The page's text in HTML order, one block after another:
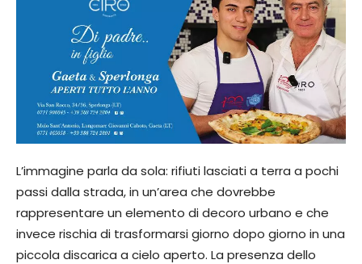
L’immagine parla da sola: rifiuti lasciati a terra a pochi
passi dalla strada, in un’area che dovrebbe
rappresentare un elemento di decoro urbano e che
invece rischia di trasformarsi giorno dopo giorno in una
piccola discarica a cielo aperto. La presenza dello